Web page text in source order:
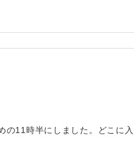
11時半にしました。どこに